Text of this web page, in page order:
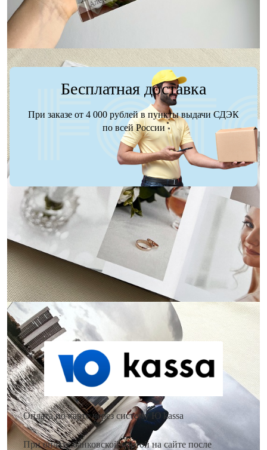
Бесплатная доставка
При заказе от 4 000 рублей в пункты выдачи СДЭК
по всей России
Как оплатить заказ?
Оплата по карте через систему Ю kassa
При оплате банковской картой на сайте после